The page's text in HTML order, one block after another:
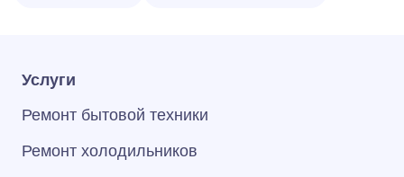
Услуги
Ремонт бытовой техники
Ремонт холодильников